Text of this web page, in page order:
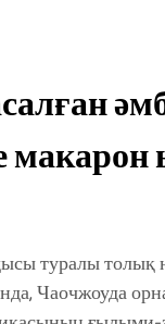
туралы
Чаочжоуда